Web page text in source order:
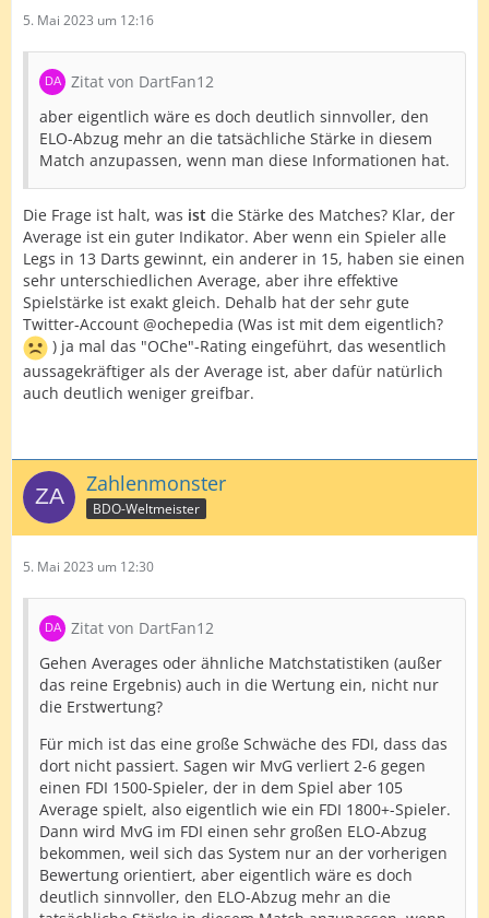
5. Mai 2023 um 12:16
Zitat von DartFan12
aber eigentlich wäre es doch deutlich sinnvoller, den
ELO-Abzug mehr an die tatsächliche Stärke in diesem
Match anzupassen, wenn man diese Informationen hat.
Die Frage ist halt, was ist die Stärke des Matches? Klar, der
Average ist ein guter Indikator. Aber wenn ein Spieler alle
Legs in 13 Darts gewinnt, ein anderer in 15, haben sie einen
sehr unterschiedlichen Average, aber ihre effektive
Spielstärke ist exakt gleich. Dehalb hat der sehr gute
Twitter-Account @ochepedia (Was ist mit dem eigentlich?
) ja mal das "OChe"-Rating eingeführt, das wesentlich
aussagekräftiger als der Average ist, aber dafür natürlich
auch deutlich weniger greifbar.
Zahlenmonster
BDO-Weltmeister
5. Mai 2023 um 12:30
Zitat von DartFan12
Gehen Averages oder ähnliche Matchstatistiken (außer
das reine Ergebnis) auch in die Wertung ein, nicht nur
die Erstwertung?
Für mich ist das eine große Schwäche des FDI, dass das
dort nicht passiert. Sagen wir MvG verliert 2-6 gegen
einen FDI 1500-Spieler, der in dem Spiel aber 105
Average spielt, also eigentlich wie ein FDI 1800+-Spieler.
Dann wird MvG im FDI einen sehr großen ELO-Abzug
bekommen, weil sich das System nur an der vorherigen
Bewertung orientiert, aber eigentlich wäre es doch
deutlich sinnvoller, den ELO-Abzug mehr an die